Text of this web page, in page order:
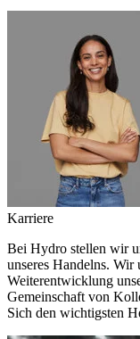
Karriere
Bei Hydro stellen wir
unseres Handelns. Wir
Weiterentwicklung
Gemeinschaft von
Sich den wichtigsten